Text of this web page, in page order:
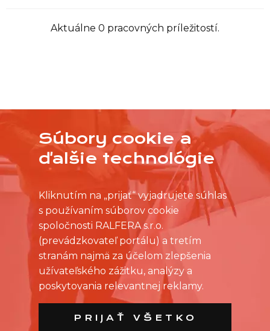
Aktuálne 0 pracovných príležitostí.
NEVYBRALI STE SI Z PRACOVNÝCH PONÚK?
OSLOVTE PREDAJŇU PRIAMO S VAŠIMI
ČASOVÝMI MOŽNOSŤAMI
Súbory cookie a
ďalšie technológie
Kliknutím na „prijať“ vyjadrujete súhlas
s používaním súborov cookie
spoločnosti RALFERA s.r.o.
(prevádzkovateľ portálu) a tretím
stranám najmä za účelom zlepšenia
užívateľského zážitku, analýzy a
poskytovania relevantnej reklamy.
PRIJAŤ VŠETKO